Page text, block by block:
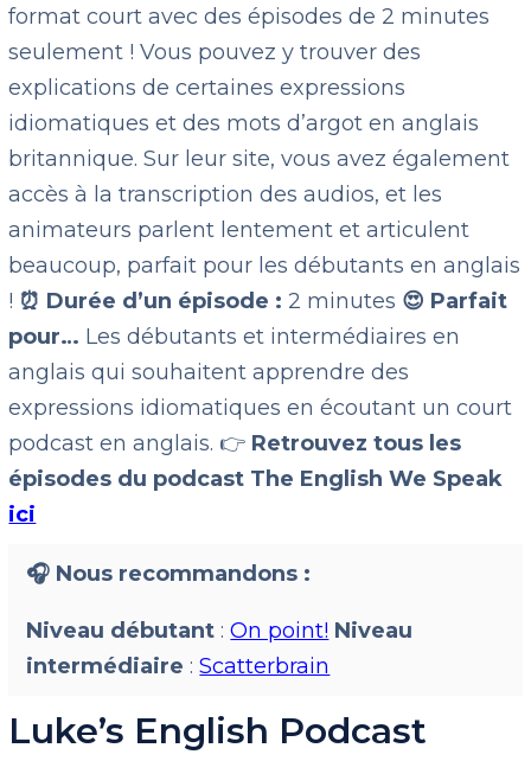
format court avec des épisodes de 2 minutes
seulement ! Vous pouvez y trouver des
explications de certaines expressions
idiomatiques et des mots d’argot en anglais
britannique. Sur leur site, vous avez également
accès à la transcription des audios, et les
animateurs parlent lentement et articulent
beaucoup, parfait pour les débutants en anglais
! ⏰ Durée d’un épisode : 2 minutes 😍 Parfait
pour… Les débutants et intermédiaires en
anglais qui souhaitent apprendre des
expressions idiomatiques en écoutant un court
podcast en anglais. 👉 Retrouvez tous les
épisodes du podcast The English We Speak
ici
🎧 Nous recommandons :
Niveau débutant :On point! Niveau
intermédiaire :Scatterbrain
Luke’s English Podcast